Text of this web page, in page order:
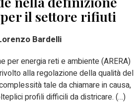
il settore rifiuti
Bardelli
per energia reti e ambiente (ARERA)
alla regolazione della qualità del
tale da chiamare in causa,
profili difficili da districare. (…)